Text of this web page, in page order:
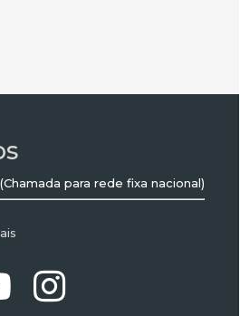
(Chamada para rede fixa nacional)